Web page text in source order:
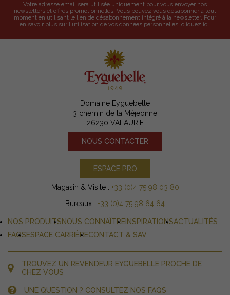
Votre adresse email sera utilisée uniquement pour vous envoyer nos
newsletters et offres promotionnelles. Vous pouvez vous désabonner à tout
moment en utilisant le lien de désabonnement intégré à la newsletter. Pour
en savoir plus sur l'utilisation de vos données personnelles, cliquez ici.
Domaine Eyguebelle
3 chemin de la Méjeonne
26230 VALAURIE
NOUS CONTACTER
ESPACE PRO
Magasin & Visite : +33 (0)4 75 98 03 80
Bureaux : +33 (0)4 75 98 64 64
NOS PRODUITSNOUS CONNAÎTRE INSPIRATIONSACTUALITÉS
FAQSESPACE CARRIÈRECONTACT & SAV
TROUVEZ UN REVENDEUR EYGUEBELLE PROCHE DE
CHEZ VOUS
UNE QUESTION ? CONSULTEZ NOS FAQS